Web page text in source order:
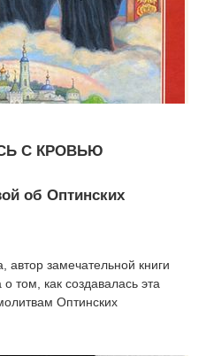
С КРОВЬЮ
об Оптинских
замечательной книги
том, как создавалась эта
Оптинских